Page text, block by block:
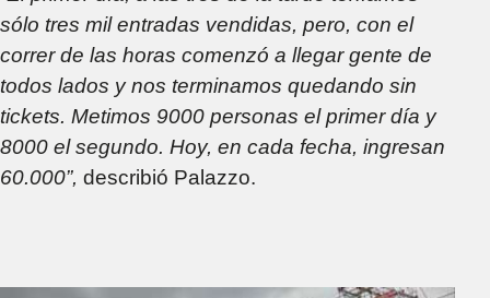
sólo tres mil entradas vendidas, pero, con el
correr de las horas comenzó a llegar gente de
todos lados y nos terminamos quedando sin
tickets. Metimos 9000 personas el primer día y
8000 el segundo. Hoy, en cada fecha, ingresan
60.000”, describió Palazzo.